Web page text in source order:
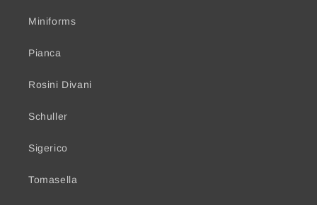
Miniforms
Pianca
Rosini Divani
Schuller
Sigerico
Tomasella